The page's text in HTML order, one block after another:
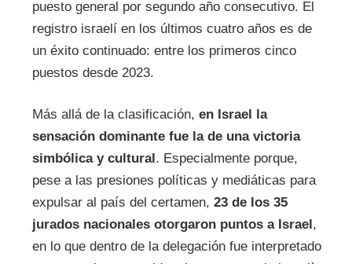
puesto general por segundo año consecutivo. El
registro israelí en los últimos cuatro años es de
un éxito continuado: entre los primeros cinco
puestos desde 2023.
Más allá de la clasificación, en Israel la
sensación dominante fue la de una victoria
simbólica y cultural . Especialmente porque,
pese a las presiones políticas y mediáticas para
expulsar al país del certamen, 23 de los 35
jurados nacionales otorgaron puntos a Israel ,
en lo que dentro de la delegación fue interpretado